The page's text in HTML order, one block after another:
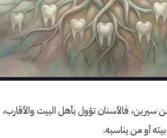
سيرين، فالأسنان تؤول بأهل البيت والأقارب،
أو من يناسبه.